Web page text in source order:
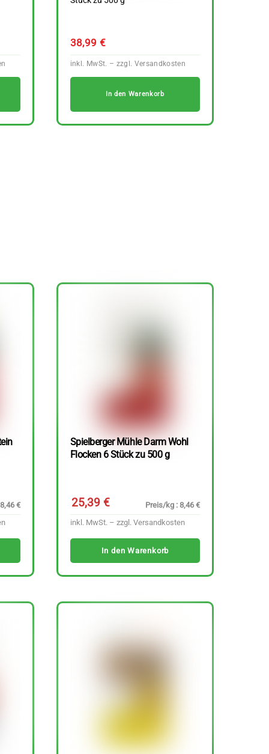
38,99 €
In den Warenkorb
€
Spielberger Mühle Darm Wohl
Flocken 6 Stück zu 500 g
25,39€
Preis/kg : 8,46 €
inkl. MwSt. – zzgl. Versandkosten
In den Warenkorb